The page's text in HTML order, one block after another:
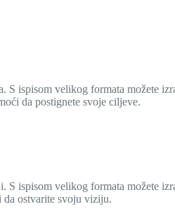
ispisom velikog formata možete
da postignete svoje ciljeve.
S ispisom velikog formata
ostvarite svoju viziju.